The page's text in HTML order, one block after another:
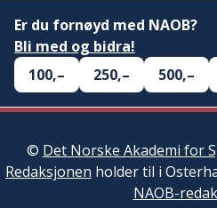
Er du fornøyd med NAOB?
Bli med og bidra!
100,–
250,– 500,–
© Det Norske Akademi for
Redaksjonen holder til i
NAOB-